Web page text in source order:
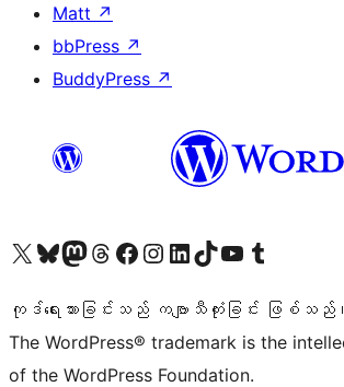
Matt ↗
bbPress ↗
BuddyPress ↗
ကျွန်ုပ်တို့၏ X (ယခင် Twitter) အကောင့်သို့ သွားရောက်ကြည့်ရှုပါကျွန်ုပ်တို့၏ Bluesky အကောင့်သို့ ဝင်ရောက်ကြည့်ရှုရန်
ကျွန်ုပ်တို့၏ Mastodon အကောင့်သို့ သွားရောက်ကြည့်ရှုပါကျွန်ုပ်တို့၏ Threads အကောင့်သို့ ဝင်ရောက်ကြည့်ရှုရန်
ကျွန်ုပ်တို့၏ Facebook စာမျက်နှာသို့ သွားရောက်ကြည့်ရှုပါကျွန်ုပ်တို့၏ Instagram အကောင့်သို့ သွားရောက်ကြည့်ရှုပါ ကျွန်ုပ်တို့၏ LinkedIn အကောင့်သို့ သွားရောက်ကြည့်ရှုပါကျွန်ုပ်တို့၏ TikTok အကောင့်သို့ ဝင်ရောက်ကြည့်ရှုရန်
ကျွန်ုပ်တို့၏ YouTube ချန်နယ်သို့ သွားရောက်ကြည့်ရှုပါ ကျွန်ုပ်တို့၏ Tumblr အကောင့်သို့ ဝင်ရောက်ကြည့်ရှုရန်
ကုဒ်ရေးသားခြင်းသည် ကဗျာသီကုံးခြင်း ဖြစ်သည်
The WordPress® trademark is the
of the WordPress Foundation.